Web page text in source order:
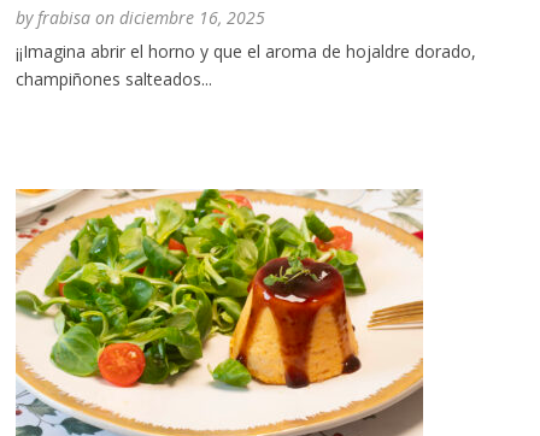
byfrabisa ondiciembre 16, 2025
¡¡Imagina abrir el horno y que el aroma de hojaldre dorado,
champiñones salteados...